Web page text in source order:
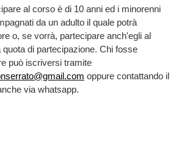
al corso è di 10 anni ed i minorenni
da un adulto il quale potrà
o, se vorrà, partecipare anch'egli al
di partecipazione. Chi fosse
può iscriversi tramite
oppure contattando il
via whatsapp.